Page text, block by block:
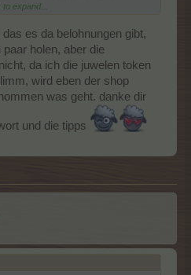
Ställe und Werkstuben, wie auch
Versteck, Cuca-Häuschen,
...
das Startfeld (Abgabe 11
23 Std. den Fan-Artikel. Je
erforderlich.
Seite, da kommt das Event ja
Fisch-Token sein.
- vielleicht schaffst du das ja
to expand...
es da belohnungen gibt,
holen, aber die
da ich die juwelen token
wird eben der shop
was geht. danke dir
und die tipps